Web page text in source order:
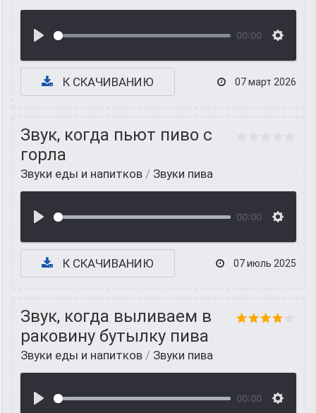
00:00
К СКАЧИВАНИЮ 07 март 2026
Звук, когда пьют пиво с
горла
Звуки еды и напитков / Звуки пива
00:00
К СКАЧИВАНИЮ 07 июль 2025
Звук, когда выливаем в
раковину бутылку пива
Звуки еды и напитков / Звуки пива
00:00